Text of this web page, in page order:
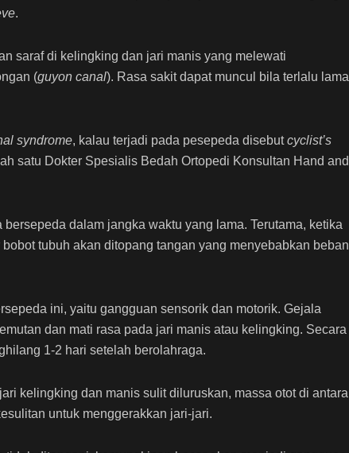
.
saraf di kelingking dan jari manis yang melewati
(guyon canal). Rasa sakit dapat muncul bila terlalu lama
syndrome, kalau terjadi pada pesepeda disebutcyclist’s
satu Dokter Spesialis Bedah Ortopedi Konsultan Hand and
dalam jangka waktu yang lama. Terutama, ketika
tubuh akan ditopang tangan yang menyebabkan beban
ini, yaitu gangguan sensorik dan motorik. Gejala
dan mati rasa pada jari manis atau kelingking. Secara
1-2 hari setelah berolahraga.
kelingking dan manis sulit diluruskan, massa otot di antara
untuk menggerakkan jari-jari.